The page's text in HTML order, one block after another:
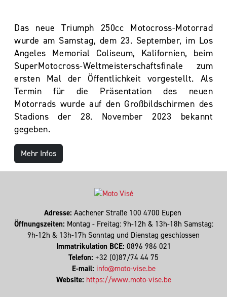
Das neue Triumph 250cc Motocross-Motorrad
wurde am Samstag, dem 23. September, im Los
Angeles Memorial Coliseum, Kalifornien, beim
SuperMotocross-Weltmeisterschaftsfinale zum
ersten Mal der Öffentlichkeit vorgestellt. Als
Termin für die Präsentation des neuen
Motorrads wurde auf den Großbildschirmen des
Stadions der 28. November 2023 bekannt
gegeben.
Mehr Infos
Adresse: Aachener Straße 100 4700 Eupen
Öffnungszeiten: Montag - Freitag: 9h-12h & 13h-18h Samstag:
9h-12h & 13h-17h Sonntag und Dienstag geschlossen
Immatrikulation BCE: 0896 986 021
Telefon: +32 (0)87/74 44 75
E-mail: info@moto-vise.be
Website: https://www.moto-vise.be